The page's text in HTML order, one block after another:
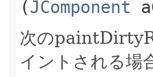
(JComponent
次の
イントされる場